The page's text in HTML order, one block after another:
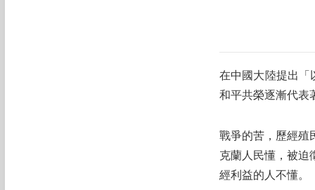
在中國大陸提出「
和平共榮逐漸代表
戰爭的苦，歷經殖
克蘭人民懂，被迫
經利益的人不懂。